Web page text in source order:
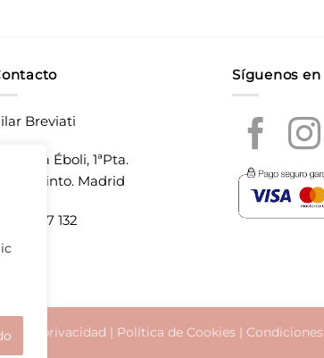
Breviati
CC Plaza Éboli, 1ªPta.
28320 Pinto. Madrid
T 675 897 132
Síguenos en
de privacidad | Política de Cookies|